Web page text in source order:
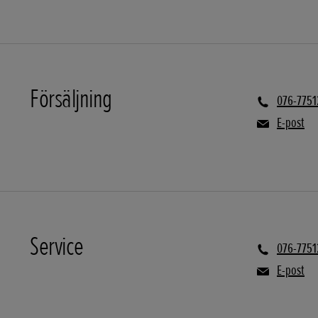
Försäljning
076-
E-post
Service
076-
E-post